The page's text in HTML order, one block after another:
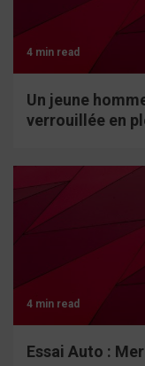
4 min read
Un jeune
verrouillée en
4 min read
Essai Auto :